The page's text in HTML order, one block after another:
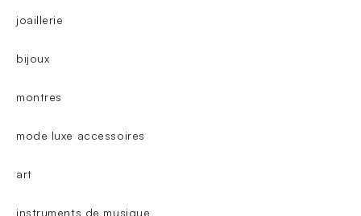
joaillerie
bijoux
montres
mode luxe accessoires
art
instruments de musique